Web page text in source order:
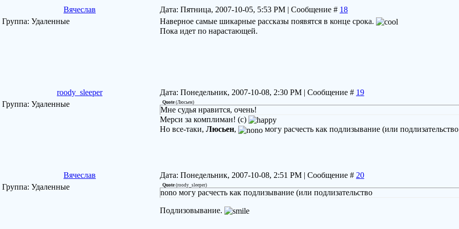
Вячеслав Дата: Пятница, 2007-10-05, 5:53 PM | Сообщение # 18
Группа: Удаленные
Наверное самые шикарные рассказы появятся в конце срока.
Пока идет по нарастающей.
roody_sleeper Дата: Понедельник, 2007-10-08, 2:30 PM | Сообщение # 19
Группа: Удаленные
Quote (Люсьен)
Мне судья нравится, очень!
Мерси за комплиман! (с)
Но все-таки, Люсьен, могу расчесть как подлизывание (или
Вячеслав Дата: Понедельник, 2007-10-08, 2:51 PM | Сообщение # 20
Группа: Удаленные
Quote (roody_sleeper)
nono могу расчесть как подлизывание (или подлизательство
Подлизовывание.